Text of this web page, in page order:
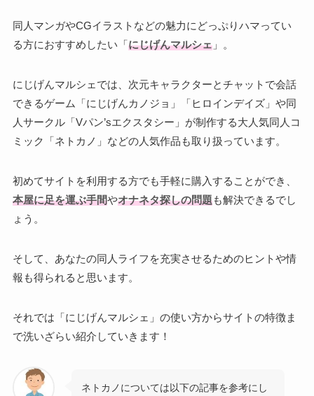
同人マンガやCGイラストなどの魅力にどっぷりハマってい
る方におすすめしたい「にじげんマルシェ」。
にじげんマルシェでは、次元キャラクターとチャットで会話
できるゲーム「にじげんカノジョ」「ヒロインデイズ」や同
人サークル「Vパン’sエクスタシー」が制作する大人気同人コ
ミック「ネトカノ」などの人気作品も取り扱っています。
初めてサイトを利用する方でも手軽に購入することができ、
本屋に足を運ぶ手間やオナネタ探しの問題も解決できるでし
ょう。
そして、あなたの同人ライフを充実させるためのヒントや情
報も得られると思います。
それでは「にじげんマルシェ」の使い方からサイトの特徴ま
で洗いざらい紹介していきます！
ネトカノについては以下の記事を参考にし